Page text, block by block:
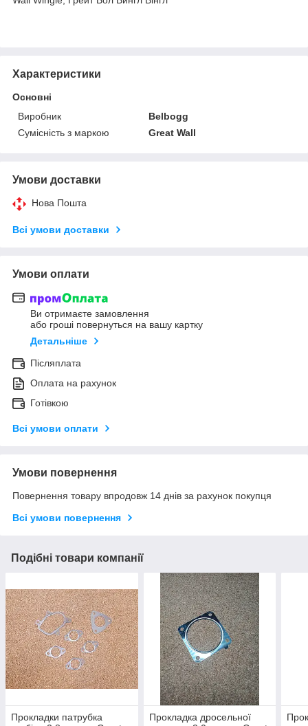
Характеристики
Основні
Виробник
Belbogg
Сумісність з маркою
Great Wall
Умови доставки
Нова Пошта
Всі умови доставки
Умови оплати
Ви отримаєте замовлення
або гроші повернуться на вашу картку
Детальніше
Післяплата
Оплата на рахунок
Готівкою
Всі умови оплати
Умови повернення
Повернення товару впродовж 14 днів за рахунок покупця
Всі умови повернення
Подібні товари компанії
Прокладки патрубка
Прокладка дросельної